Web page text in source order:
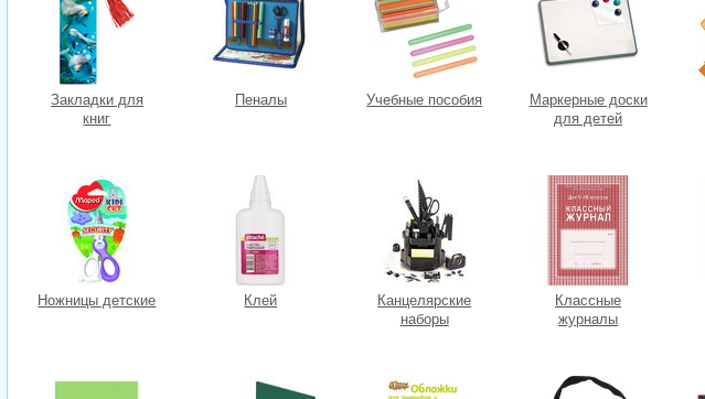
Закладки для
книг
Пеналы Учебные пособия
Маркерные доски
для детей
Ножницы детские Клей
Канцелярские
наборы
Классные
журналы